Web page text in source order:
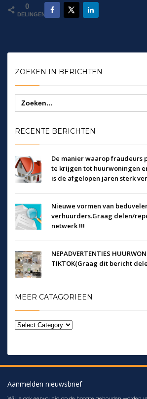
0
DELINGEN
ZOEKEN IN BERICHTEN
Zoek
naar:
RECENTE BERICHTEN
De manier waarop fraudeurs
te krijgen tot huurwoningen
is de afgelopen jaren sterk
Nieuwe vormen van
verhuurders.Graag delen/
netwerk !!!
NEPADVERTENTIES
TIKTOK(Graag dit bericht
MEER CATAGORIEEN
Aanmelden nieuwsbrief